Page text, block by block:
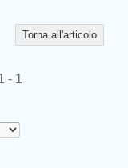
Torna all'articolo
- 1